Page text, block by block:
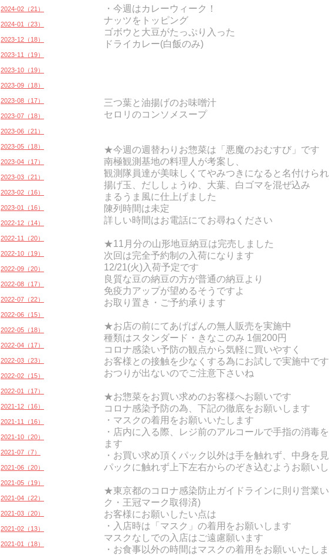
・今週はカレーウィーク！
ナッツをトッピング
ゴボウと大豆がたっぷり入った
ドライカレー(白飯のみ)
三つ葉と油揚げのお味噌汁
セロリのコンソメスープ
★今週の週替わりお惣菜は「悪魔のおむすび」です
南極観測基地の料理人が考案し、
観測隊員達が美味しくてやみつきになると名付けら
揚げ玉、だししょうゆ、大葉、白ゴマを混ぜ込み
まるうま風に仕上げました
陳列時間は未定
詳しい時間はお電話にてお尋ねください
★11月分の山形地豆納豆は完売しました
次回は完全予約制の入荷になります
12/21(火)入荷予定です
良質な豆の納豆の方が普通の納豆より
免疫力アップが望めるそうですよ
お取り置き・ご予約承ります
★お店の前にてあげぱんの無人販売を実施中
種類はスタンダード・きなこのみ 1個200円
コロナ感染い予防の観点から気軽に買いやすく
お客様との接触を少なくする為にお試しで実施中です
おつりが出ないのでご注意下さいね
★お惣菜をお買い求めのお客様へお願いです
コロナ感染予防の為、下記の徹底をお願いします
・マスクの着用をお願いいたします
・店内に入る際、レジ前のアルコールで手指の消毒
ます
・お買い求め頂くパック以外は手を触れず、 中身を
パックに触れず上下左右からのぞき込むようお願い
★東京都のコロナ感染防止ガイドラインに則り営業
ク・王冠マーク取得済)
お客様にお願いしたい点は
・入店時は「マスク」の着用をお願いします
マスクなしでの入店はご遠慮願います
・お食事以外の時間はマスクの着用をお願いいたし
2024-02（21）
2024-01（23）
2023-12（18）
2023-11（19）
2023-10（19）
2023-09（18）
2023-08（17）
2023-07（18）
2023-06（21）
2023-05（18）
2023-04（17）
2023-03（21）
2023-02（16）
2023-01（16）
2022-12（14）
2022-11（20）
2022-10（19）
2022-09（20）
2022-08（17）
2022-07（22）
2022-06（15）
2022-05（18）
2022-04（17）
2022-03（23）
2022-02（15）
2022-01（17）
2021-12（16）
2021-11（16）
2021-10（20）
2021-07（7）
2021-06（20）
2021-05（19）
2021-04（22）
2021-03（20）
2021-02（13）
2021-01（18）